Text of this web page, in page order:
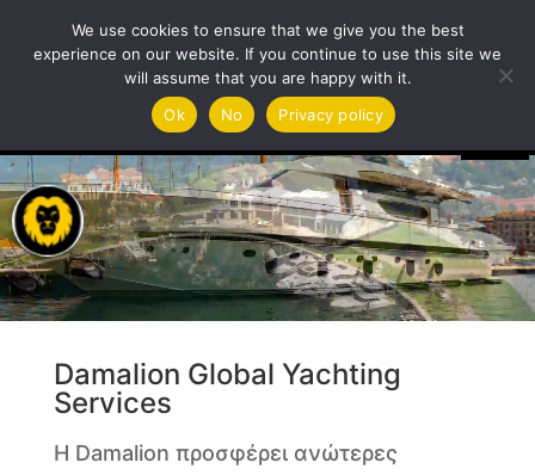
Αναπαραγωγής
Βίντεο
Damalion Global Yachting
Services
Η Damalion προσφέρει ανώτερες
We use cookies to ensure that we give you the best
experience on our website. If you continue to use this site we
will assume that you are happy with it.
Ok
No Privacy policy